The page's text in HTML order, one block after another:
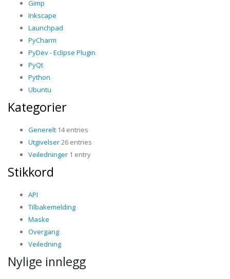
Gimp
Inkscape
Launchpad
PyCharm
PyDev - Eclipse Plugin
PyQt
Python
Ubuntu
Kategorier
Generelt 14 entries
Utgivelser26 entries
Veiledninger 1 entry
Stikkord
API
Tilbakemelding
Maske
Overgang
Veiledning
Nylige innlegg